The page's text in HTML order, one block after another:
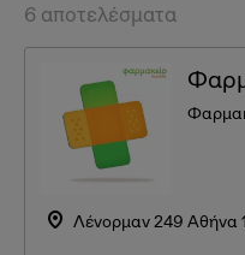
6 αποτελέσματα
Λένορμαν 249 Αθήνα